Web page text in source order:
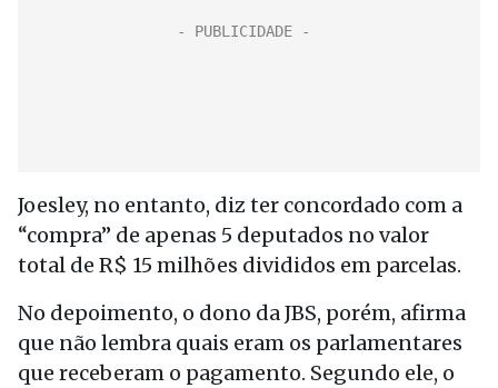
Joesley, no entanto, diz ter concordado com a
“compra” de apenas 5 deputados no valor
total de R$ 15 milhões divididos em parcelas.
No depoimento, o dono da JBS, porém, afirma
que não lembra quais eram os parlamentares
que receberam o pagamento. Segundo ele, o